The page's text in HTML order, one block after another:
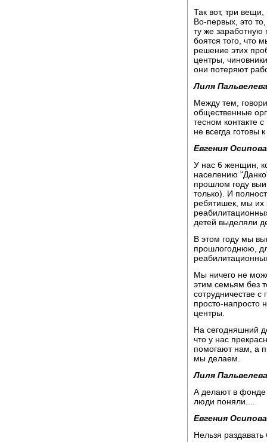
Так вот, три
Во-первых, это
ту же заработную
боятся того, что
решение этих
центры,
они потеряют
Лиля
Между тем,
общественные
тесном контакте
не всегда готовы
Евгения
У нас 6 женщин,
населению
прошлом году
только). И
ребятишек, мы их
детей выделяли
В этом году мы
прошлогоднюю,
Мы ничего не
этим семьям без
сотрудничестве с
просто-напросто
центры.
На сегодняшний
что у нас
помогают нам, а
мы делаем.
Лиля
А делают в фонде
люди поняли....
Евгения
Нельзя